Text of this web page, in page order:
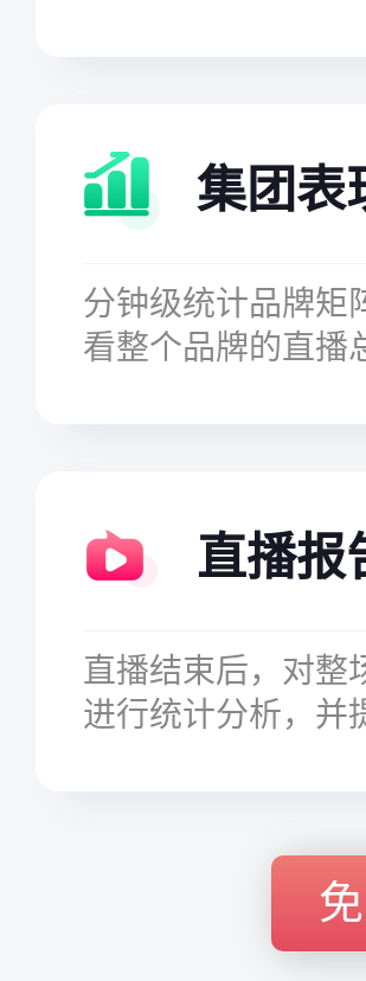
集团表
分钟级统计品牌矩
看整个品牌的直播
直播报
直播结束后，对整
进行统计分析，并